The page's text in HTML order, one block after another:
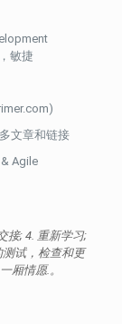
敏捷
文章和链接
Agile
接; 4. 重新学习;
测试，检查和更
厢情愿.。